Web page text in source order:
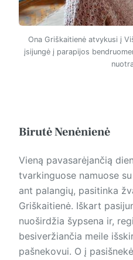
Ona Griškaitienė atvykusi į
įsijungė į parapijos
Birutė Nenėnienė
Vieną pavasarėjančią
tvarkinguose namuose
ant palangių, pasitinka
Griškaitienė. Iškart
nuoširdžia šypsena ir,
besiveržiančia meile
pašnekovui. O į